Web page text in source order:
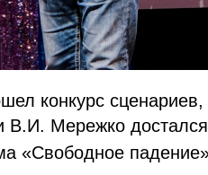
конкурс сценариев,
В.И. Мережко достался
«Свободное